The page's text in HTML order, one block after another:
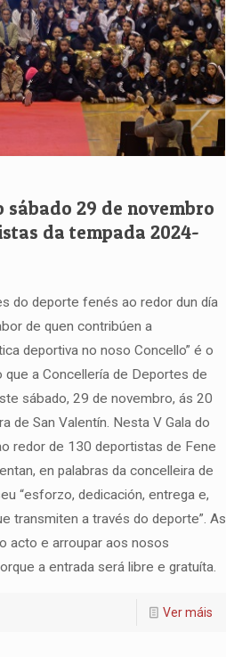
sábado 29 de novembro
da tempada 2024-
do deporte fenés ao redor dun día
de quen contribúen a
deportiva no noso Concello” é o
a Concellería de Deportes de
sábado, 29 de novembro, ás 20
de San Valentín. Nesta V Gala do
redor de 130 deportistas de Fene
en palabras da concelleira de
“esforzo, dedicación, entrega e,
transmiten a través do deporte”. As
acto e arroupar aos nosos
a entrada será libre e gratuíta.
Ver máis